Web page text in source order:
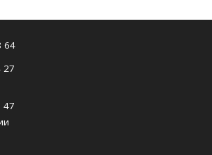
64
27
47